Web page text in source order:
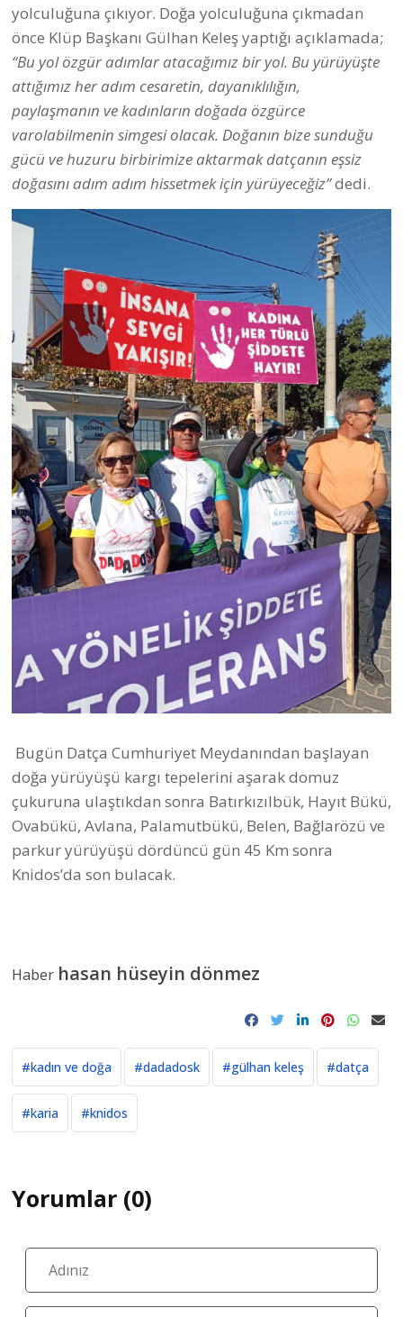
yolculuğuna çıkıyor. Doğa yolculuğuna çıkmadan
önce Klüp Başkanı Gülhan Keleş yaptığı açıklamada;
“Bu yol özgür adımlar atacağımız bir yol. Bu yürüyüşte
attığımız her adım cesaretin, dayanıklılığın,
paylaşmanın ve kadınların doğada özgürce
varolabilmenin simgesi olacak. Doğanın bize sunduğu
gücü ve huzuru birbirimize aktarmak datçanın eşsiz
doğasını adım adım hissetmek için yürüyeceğiz”dedi.
Bugün Datça Cumhuriyet Meydanından başlayan
doğa yürüyüşü kargı tepelerini aşarak domuz
çukuruna ulaştıkdan sonra Batırkızılbük, Hayıt Bükü,
Ovabükü, Avlana, Palamutbükü, Belen, Bağlarözü ve
parkur yürüyüşü dördüncü gün 45 Km sonra
Knidos’da son bulacak.
Haber hasan hüseyin dönmez
#kadın ve doğa #dadadosk #gülhan keleş #datça
#karia #knidos
Yorumlar (0)